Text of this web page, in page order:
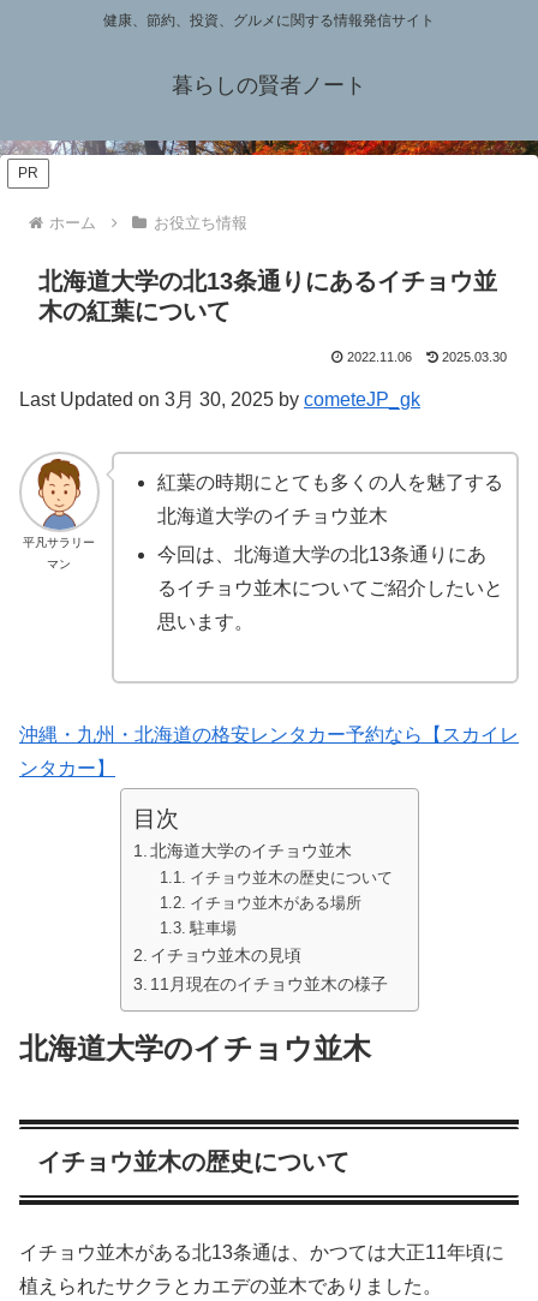
健康、節約、投資、グルメに関する情報発信サイト
暮らしの賢者ノート
PR
ホーム お役立ち情報
北海道大学の北13条通りにあるイチョウ並
木の紅葉について
2022.11.06 2025.03.30
Last Updated on 3月 30, 2025 by cometeJP_gk
平凡サラリー
マン
紅葉の時期にとても多くの人を魅了する
北海道大学のイチョウ並木
今回は、北海道大学の北13条通りにあ
るイチョウ並木についてご紹介したいと
思います。
沖縄・九州・北海道の格安レンタカー予約なら【スカイレ
ンタカー】
目次
北海道大学のイチョウ並木
イチョウ並木の歴史について
イチョウ並木がある場所
駐車場
イチョウ並木の見頃
11月現在のイチョウ並木の様子
北海道大学のイチョウ並木
イチョウ並木の歴史について
イチョウ並木がある北13条通は、かつては大正11年頃に
植えられたサクラとカエデの並木でありました。